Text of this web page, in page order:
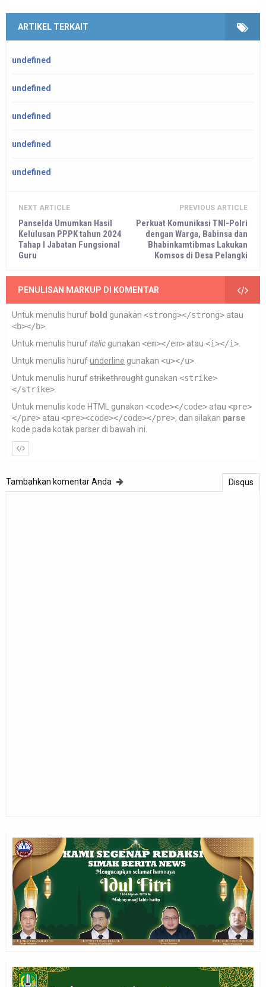
ARTIKEL TERKAIT
undefined
undefined
undefined
undefined
undefined
NEXT ARTICLE
Panselda Umumkan Hasil
Kelulusan PPPK tahun 2024
Tahap I Jabatan Fungsional
Guru
PREVIOUS ARTICLE
Perkuat Komunikasi TNI-Polri
dengan Warga, Babinsa dan
Bhabinkamtibmas Lakukan
Komsos di Desa Pelangki
PENULISAN MARKUP DI KOMENTAR
Untuk menulis huruf bold gunakan <strong></strong> atau
<b></b>
Untuk menulis hurufitalic gunakan <em></em> atau <i></i>
Untuk menulis hurufunderline gunakan <u></u>
Untuk menulis hurufstrikethrought gunakan <strike>
</strike>
Untuk menulis kode HTML gunakan <code></code> atau <pre>
</pre> atau <pre><code></code></pre>, dan silakan parse
kode pada kotak parser di bawah ini.
Disqus
Tambahkan komentar Anda